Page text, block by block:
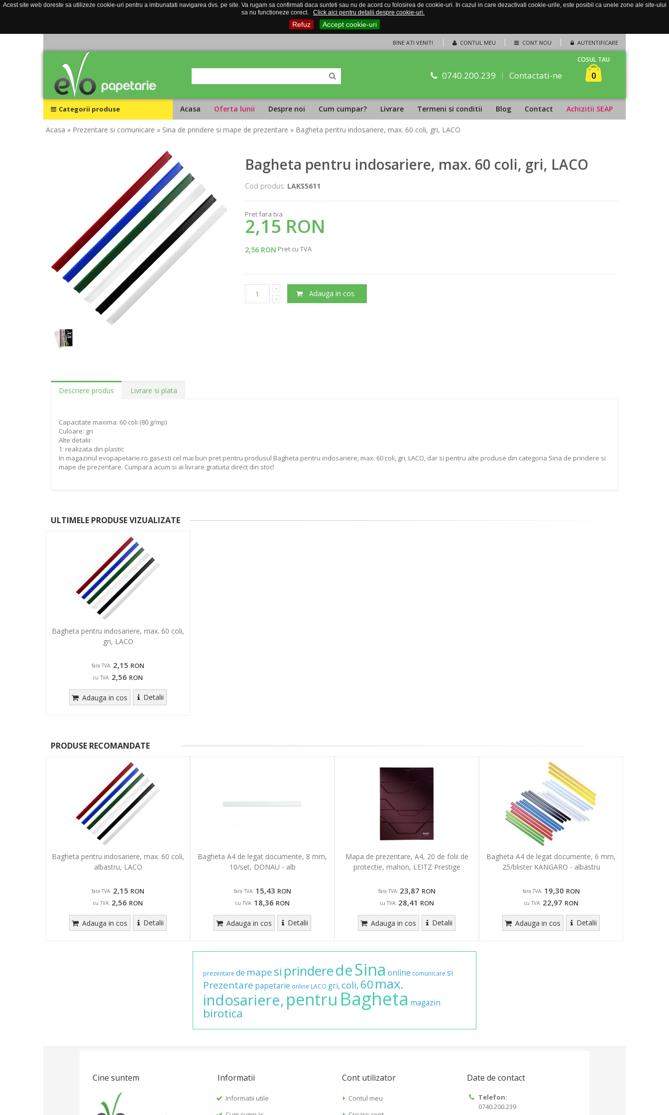
Acest site web doreste sa utilizeze cookie-uri pentru a imbunatati navigarea dvs. pe site. Va rugam sa confirmati daca sunteti sau nu de acord cu folosirea de cookie-uri. In cazul in care dezactivati cookie-urile, este posibil ca unele zone ale site-ului
sa nu functioneze corect.
Click aici pentru detalii despre cookie-uri.
Refuz Accept cookie-uri
CONTUL MEU CONT NOU AUTENTIFICARE
BINE ATI VENIT!
0740.200.239 Contactati-ne
COSUL TAU
0
Categorii produse Acasa Oferta lunii Despre noi Cum cumpar? Livrare Termeni si conditii Blog Contact Achizitii SEAP
Acasa » Prezentare si comunicare » Sina de prindere si mape de prezentare » Bagheta pentru indosariere, max. 60 coli, gri, LACO
Bagheta pentru indosariere, max. 60 coli, gri, LACO
Cod produs: LAKS5611
Pret fara tva
2,15 RON
2,56 RON Pret cu TVA
Adauga in cos
Descriere produs Livrare si plata
Capacitate maxima: 60 coli (80 g/mp)
Culoare: gri
Alte detalii:
1: realizata din plastic
In magazinul evopapetarie.ro gasesti cel mai bun pret pentru produsul Bagheta pentru indosariere, max. 60 coli, gri, LACO, dar si pentru alte produse din categoria Sina de prindere si
mape de prezentare. Cumpara acum si ai livrare gratuita direct din stoc!
ULTIMELE PRODUSE VIZUALIZATE
Bagheta pentru indosariere, max. 60 coli,
gri, LACO
fara TVA: 2,15 RON
cu TVA: 2,56 RON
Adauga in cos Detalii
PRODUSE RECOMANDATE
Bagheta pentru indosariere, max. 60 coli,
albastru, LACO
fara TVA: 2,15 RON
cu TVA: 2,56 RON
Adauga in cos Detalii
Bagheta A4 de legat documente, 8 mm,
10/set, DONAU - alb
fara TVA: 15,43 RON
cu TVA: 18,36 RON
Adauga in cos Detalii
Mapa de prezentare, A4, 20 de folii de
protectie, mahon, LEITZ Prestige
fara TVA: 23,87 RON
cu TVA: 28,41 RON
Adauga in cos Detalii
Bagheta A4 de legat documente, 6 mm,
25/blister KANGARO - albastru
fara TVA: 19,30 RON
cu TVA: 22,97 RON
Adauga in cos Detalii
prezentare de mapesi prinderedeSina online comunicare si
Prezentare papetarie online LACO gri, coli,60max.
indosariere, pentru Bagheta magazin
birotica
Cine suntem Informatii
Informatii utile
Cont utilizator
Contul meu
Date de contact
Telefon:
0740.200.239